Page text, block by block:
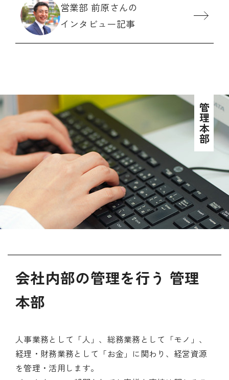
営業部 前原さんの
インタビュー記事
管理本部
会社内部の管理を行う 管理
本部
人事業務として「人」、総務業務として「モノ」、
経理・財務業務として「お金」に関わり、経営資源
を管理・活用します。